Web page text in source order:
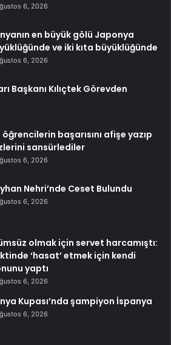
6, 2026
en büyük gölü Japonya
ve iki kıta büyüklüğünde
6, 2026
Başkanı Kılıçtek Görevden
öğrencilerin başarısını afişe yazıp
sansürlediler
6, 2026
Nehri’nde Ceset Bulundu
6, 2026
olmak için servet harcamıştı:
‘hasat’ etmek için kendi
yaptı
6, 2026
Kupası’nda şampiyon İspanya
6, 2026